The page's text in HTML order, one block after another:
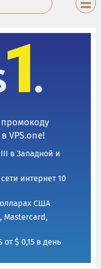
промокоду
VPS.one!
в Западной и
интернет 10
США
Mastercard,
$ 0,15 в день